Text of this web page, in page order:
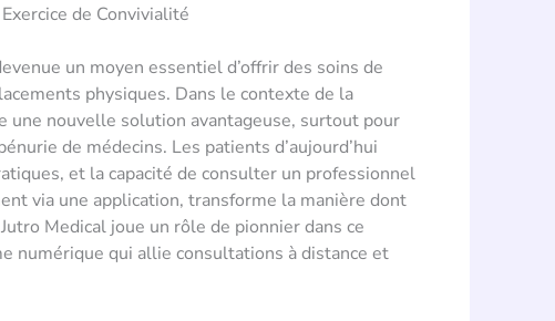
de Convivialité
un moyen essentiel d’offrir des soins de
physiques. Dans le contexte de la
une nouvelle solution avantageuse, surtout pour
de médecins. Les patients d’aujourd’hui
et la capacité de consulter un professionnel
via une application, transforme la manière dont
Medical joue un rôle de pionnier dans ce
numérique qui allie consultations à distance et